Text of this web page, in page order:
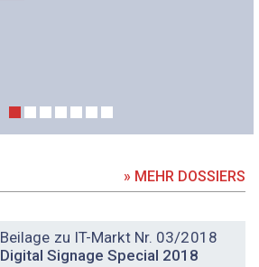
» MEHR DOSSIERS
Beilage zu IT-Markt Nr. 03/2018
Digital Signage Special 2018